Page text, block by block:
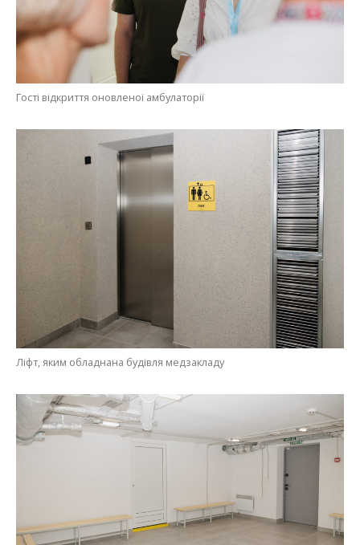
Гості відкриття оновленої амбулаторії
Ліфт, яким обладнана будівля медзакладу